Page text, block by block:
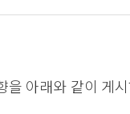
을 아래와 같이 게